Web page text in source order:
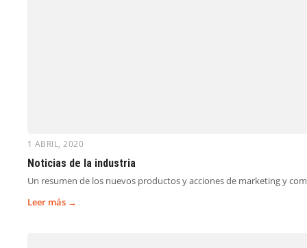
1 ABRIL, 2020
Noticias de la industria
Un resumen de los nuevos productos y acciones de marketing y
Leer más →